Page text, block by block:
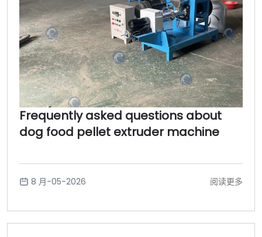
Frequently asked questions about
dog food pellet extruder machine
8 月-05-2026 阅读更多